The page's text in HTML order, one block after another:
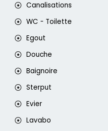
Canalisations
WC - Toilette
Egout
Douche
Baignoire
Sterput
Evier
Lavabo